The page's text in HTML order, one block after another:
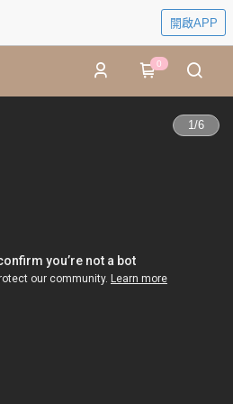
開啟APP
0
1/6